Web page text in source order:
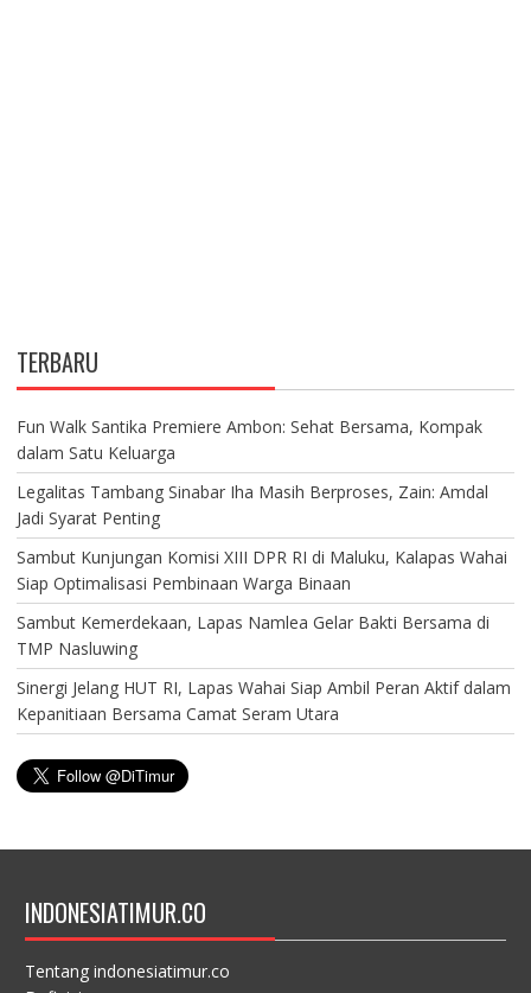
TERBARU
Fun Walk Santika Premiere Ambon: Sehat Bersama, Kompak
dalam Satu Keluarga
Legalitas Tambang Sinabar Iha Masih Berproses, Zain: Amdal
Jadi Syarat Penting
Sambut Kunjungan Komisi XIII DPR RI di Maluku, Kalapas Wahai
Siap Optimalisasi Pembinaan Warga Binaan
Sambut Kemerdekaan, Lapas Namlea Gelar Bakti Bersama di
TMP Nasluwing
Sinergi Jelang HUT RI, Lapas Wahai Siap Ambil Peran Aktif dalam
Kepanitiaan Bersama Camat Seram Utara
INDONESIATIMUR.CO
Tentang indonesiatimur.co